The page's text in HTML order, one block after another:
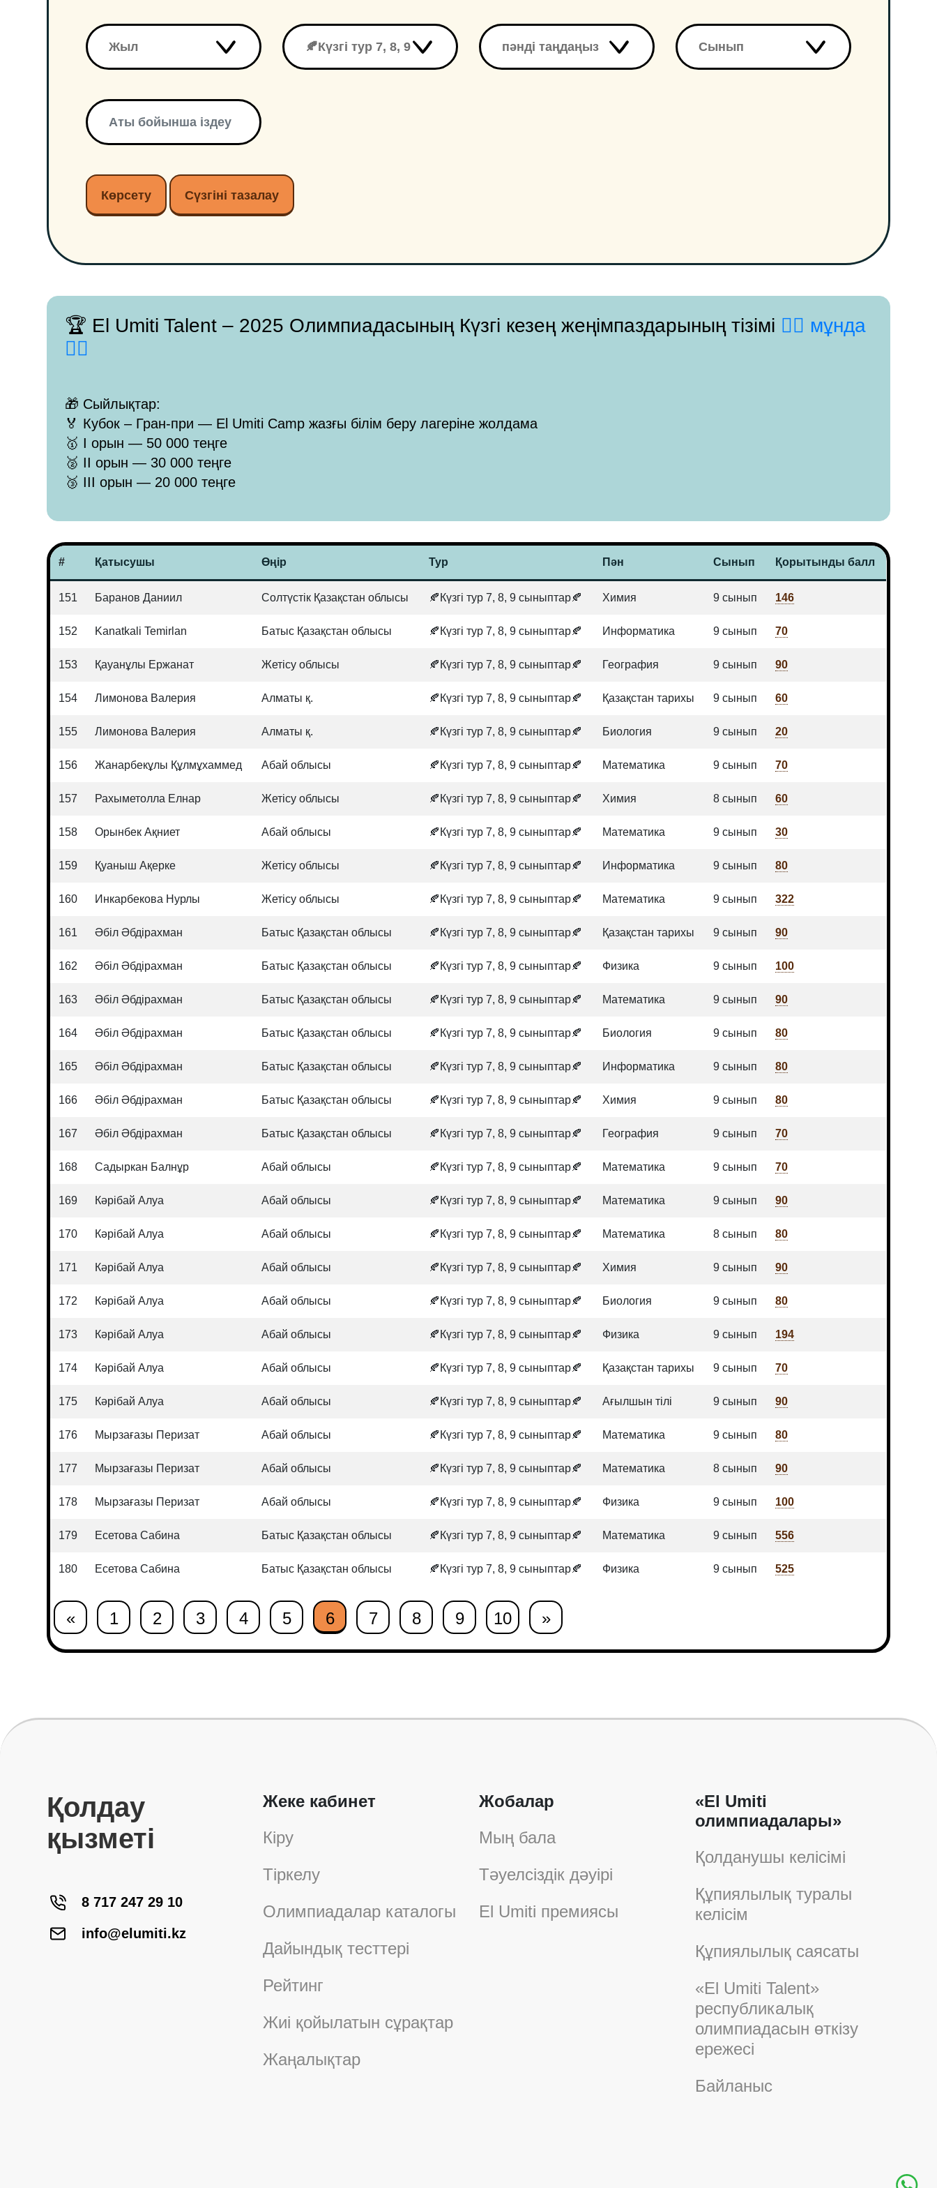
Көрсету Сүзгіні тазалау
🏆 El Umiti Talent – 2025 Олимпиадасының Күзгі кезең жеңімпаздарының тізімі 👉🏻 мұнда
👈🏻
🎁 Сыйлықтар:
🏅 Кубок – Гран-при — El Umiti Camp жазғы білім беру лагеріне жолдама
🥇 I орын — 50 000 теңге
🥈 II орын — 30 000 теңге
🥉 III орын — 20 000 теңге
# Қатысушы Өңір Тур Пән Сынып Қорытынды балл
151 Баранов Даниил Солтүстік Қазақстан облысы 🍂Күзгі тур 7, 8, 9 сыныптар🍂 Химия 9 сынып 146
152 Kanatkali Temirlan Батыс Қазақстан облысы 🍂Күзгі тур 7, 8, 9 сыныптар🍂 Информатика 9 сынып 70
153 Қауанұлы Ержанат Жетісу облысы 🍂Күзгі тур 7, 8, 9 сыныптар🍂 География 9 сынып 90
154 Лимонова Валерия Алматы қ. 🍂Күзгі тур 7, 8, 9 сыныптар🍂 Қазақстан тарихы 9 сынып 60
155 Лимонова Валерия Алматы қ. 🍂Күзгі тур 7, 8, 9 сыныптар🍂 Биология 9 сынып 20
156 Жанарбекұлы Құлмұхаммед Абай облысы 🍂Күзгі тур 7, 8, 9 сыныптар🍂 Математика 9 сынып 70
157 Рахыметолла Елнар Жетісу облысы 🍂Күзгі тур 7, 8, 9 сыныптар🍂 Химия 8 сынып 60
158 Орынбек Ақниет Абай облысы 🍂Күзгі тур 7, 8, 9 сыныптар🍂 Математика 9 сынып 30
159 Қуаныш Ақерке Жетісу облысы 🍂Күзгі тур 7, 8, 9 сыныптар🍂 Информатика 9 сынып 80
160 Инкарбекова Нурлы Жетісу облысы 🍂Күзгі тур 7, 8, 9 сыныптар🍂 Математика 9 сынып 322
161 Әбіл Әбдірахман Батыс Қазақстан облысы 🍂Күзгі тур 7, 8, 9 сыныптар🍂 Қазақстан тарихы 9 сынып 90
162 Әбіл Әбдірахман Батыс Қазақстан облысы 🍂Күзгі тур 7, 8, 9 сыныптар🍂 Физика 9 сынып 100
163 Әбіл Әбдірахман Батыс Қазақстан облысы 🍂Күзгі тур 7, 8, 9 сыныптар🍂 Математика 9 сынып 90
164 Әбіл Әбдірахман Батыс Қазақстан облысы 🍂Күзгі тур 7, 8, 9 сыныптар🍂 Биология 9 сынып 80
165 Әбіл Әбдірахман Батыс Қазақстан облысы 🍂Күзгі тур 7, 8, 9 сыныптар🍂 Информатика 9 сынып 80
166 Әбіл Әбдірахман Батыс Қазақстан облысы 🍂Күзгі тур 7, 8, 9 сыныптар🍂 Химия 9 сынып 80
167 Әбіл Әбдірахман Батыс Қазақстан облысы 🍂Күзгі тур 7, 8, 9 сыныптар🍂 География 9 сынып 70
168 Садыркан Балнұр Абай облысы 🍂Күзгі тур 7, 8, 9 сыныптар🍂 Математика 9 сынып 70
169 Кәрібай Алуа Абай облысы 🍂Күзгі тур 7, 8, 9 сыныптар🍂 Математика 9 сынып 90
170 Кәрібай Алуа Абай облысы 🍂Күзгі тур 7, 8, 9 сыныптар🍂 Математика 8 сынып 80
171 Кәрібай Алуа Абай облысы 🍂Күзгі тур 7, 8, 9 сыныптар🍂 Химия 9 сынып 90
172 Кәрібай Алуа Абай облысы 🍂Күзгі тур 7, 8, 9 сыныптар🍂 Биология 9 сынып 80
173 Кәрібай Алуа Абай облысы 🍂Күзгі тур 7, 8, 9 сыныптар🍂 Физика 9 сынып 194
174 Кәрібай Алуа Абай облысы 🍂Күзгі тур 7, 8, 9 сыныптар🍂 Қазақстан тарихы 9 сынып 70
175 Кәрібай Алуа Абай облысы 🍂Күзгі тур 7, 8, 9 сыныптар🍂 Ағылшын тілі 9 сынып 90
176 Мырзағазы Перизат Абай облысы 🍂Күзгі тур 7, 8, 9 сыныптар🍂 Математика 9 сынып 80
177 Мырзағазы Перизат Абай облысы 🍂Күзгі тур 7, 8, 9 сыныптар🍂 Математика 8 сынып 90
178 Мырзағазы Перизат Абай облысы 🍂Күзгі тур 7, 8, 9 сыныптар🍂 Физика 9 сынып 100
179 Есетова Сабина Батыс Қазақстан облысы 🍂Күзгі тур 7, 8, 9 сыныптар🍂 Математика 9 сынып 556
180 Есетова Сабина Батыс Қазақстан облысы 🍂Күзгі тур 7, 8, 9 сыныптар🍂 Физика 9 сынып 525
« 1 2 3 4 5 6 7 8 9 10 »
Қолдау
қызметі
8 717 247 29 10
info@elumiti.kz
Жеке кабинет
Кіру
Тіркелу
Олимпиадалар каталогы
Дайындық тесттері
Рейтинг
Жиі қойылатын сұрақтар
Жаңалықтар
Жобалар
Мың бала
Тәуелсіздік дәуірі
El Umiti премиясы
«El Umiti
олимпиадалары»
Қолданушы келісімі
Құпиялылық туралы
келісім
Құпиялылық саясаты
«El Umiti Talent»
республикалық
олимпиадасын өткізу
ережесі
Байланыс